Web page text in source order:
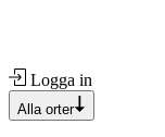
Logga in
Alla orter